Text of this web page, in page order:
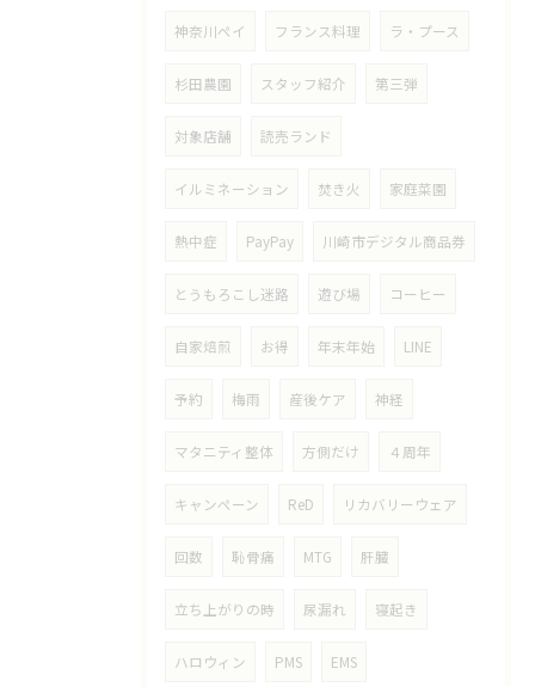
神奈川ペイ フランス料理 ラ・プース
杉田農園 スタッフ紹介 第三弾
対象店舗 読売ランド
イルミネーション 焚き火 家庭菜園
熱中症 PayPay 川崎市デジタル商品券
とうもろこし迷路 遊び場 コーヒー
自家焙煎 お得 年末年始 LINE
予約 梅雨 産後ケア 神経
マタニティ整体 方側だけ ４周年
キャンペーン ReD リカバリーウェア
回数 恥骨痛 MTG 肝臓
立ち上がりの時 尿漏れ 寝起き
ハロウィン PMS EMS